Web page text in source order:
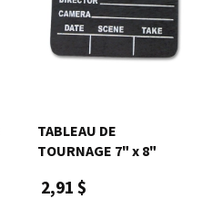
TABLEAU DE
TOURNAGE 7" x 8"
2,91 $